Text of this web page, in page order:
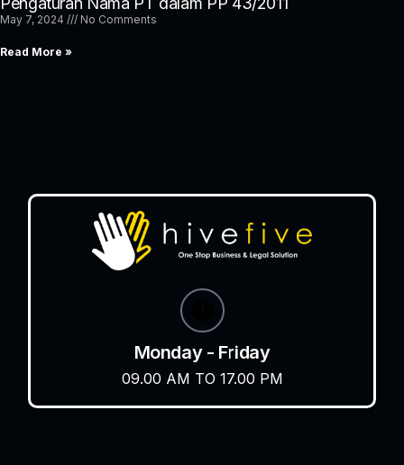
May 7, 2024 No Comments
Read More »
Monday - Friday
09.00 AM TO 17.00 PM